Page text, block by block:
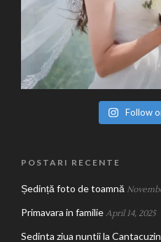
Follow
POSTARI RECENTE
Ședință foto de toamnă
Primavara in familie April 14, 2025
Sedinta ziua nuntii la